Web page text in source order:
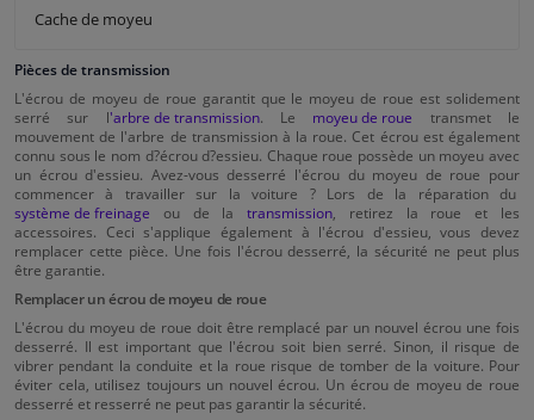
Cache de moyeu
Pièces de transmission
L'écrou de moyeu de roue garantit que le moyeu de roue est solidement
serré sur l'arbre de transmission. Le moyeu de roue transmet le
mouvement de l'arbre de transmission à la roue. Cet écrou est également
connu sous le nom d?écrou d?essieu. Chaque roue possède un moyeu avec
un écrou d'essieu. Avez-vous desserré l'écrou du moyeu de roue pour
commencer à travailler sur la voiture ? Lors de la réparation du
système de freinage ou de latransmission , retirez la roue et les
accessoires. Ceci s'applique également à l'écrou d'essieu, vous devez
remplacer cette pièce. Une fois l'écrou desserré, la sécurité ne peut plus
être garantie.
Remplacer un écrou de moyeu de roue
L'écrou du moyeu de roue doit être remplacé par un nouvel écrou une fois
desserré. Il est important que l'écrou soit bien serré. Sinon, il risque de
vibrer pendant la conduite et la roue risque de tomber de la voiture. Pour
éviter cela, utilisez toujours un nouvel écrou. Un écrou de moyeu de roue
desserré et resserré ne peut pas garantir la sécurité.